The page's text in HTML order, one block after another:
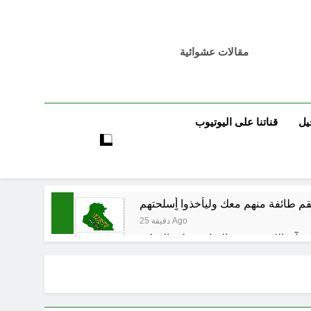
مقالات عشوائية
قناتنا على اليوتيوب
25 دقيقة Ago
هو المقصود في هذه التحركات؟
الولائيين) بالعراق (جر الشيعة..لحرب مع سوريا الجولاني) و(قصف